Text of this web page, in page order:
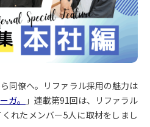
同僚へ。リファラル採用の魅力は
ガ。
」連載第91回は、リファラル
れたメンバー5人に取材をしまし